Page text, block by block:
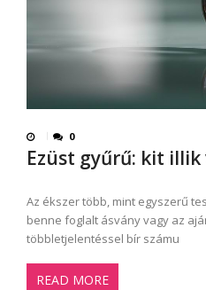
0
Ezüst gyűrű: kit
Az ékszer több, mint egyszerű
benne foglalt ásvány vagy az
többletjelentéssel bír számu
READ MORE